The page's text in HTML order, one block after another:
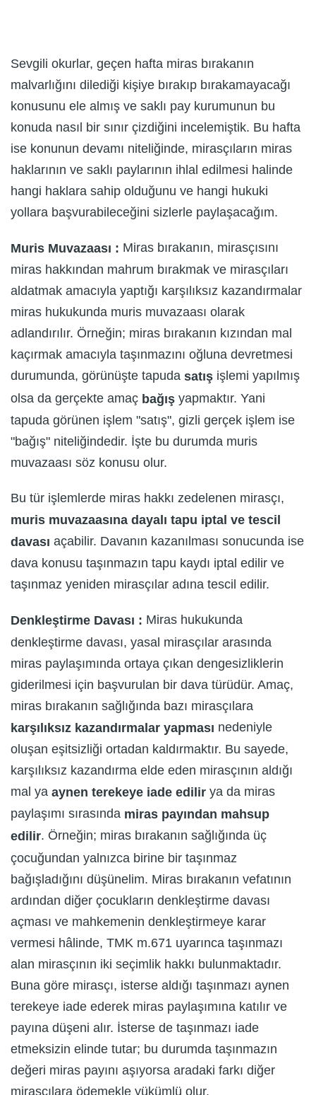
Sevgili okurlar, geçen hafta miras bırakanın
malvarlığını dilediği kişiye bırakıp bırakamayacağı
konusunu ele almış ve saklı pay kurumunun bu
konuda nasıl bir sınır çizdiğini incelemiştik. Bu hafta
ise konunun devamı niteliğinde, mirasçıların miras
haklarının ve saklı paylarının ihlal edilmesi halinde
hangi haklara sahip olduğunu ve hangi hukuki
yollara başvurabileceğini sizlerle paylaşacağım.
Muris Muvazaası : Miras bırakanın, mirasçısını
miras hakkından mahrum bırakmak ve mirasçıları
aldatmak amacıyla yaptığı karşılıksız kazandırmalar
miras hukukunda muris muvazaası olarak
adlandırılır. Örneğin; miras bırakanın kızından mal
kaçırmak amacıyla taşınmazını oğluna devretmesi
durumunda, görünüşte tapuda satış işlemi yapılmış
olsa da gerçekte amaç bağış yapmaktır. Yani
tapuda görünen işlem "satış", gizli gerçek işlem ise
"bağış" niteliğindedir. İşte bu durumda muris
muvazaası söz konusu olur.
Bu tür işlemlerde miras hakkı zedelenen mirasçı,
muris muvazaasına dayalı tapu iptal ve tescil
davası açabilir. Davanın kazanılması sonucunda ise
dava konusu taşınmazın tapu kaydı iptal edilir ve
taşınmaz yeniden mirasçılar adına tescil edilir.
Denkleştirme Davası : Miras hukukunda
denkleştirme davası, yasal mirasçılar arasında
miras paylaşımında ortaya çıkan dengesizliklerin
giderilmesi için başvurulan bir dava türüdür. Amaç,
miras bırakanın sağlığında bazı mirasçılara
karşılıksız kazandırmalar yapması nedeniyle
oluşan eşitsizliği ortadan kaldırmaktır. Bu sayede,
karşılıksız kazandırma elde eden mirasçının aldığı
mal ya aynen terekeye iade edilir ya da miras
paylaşımı sırasında miras payından mahsup
edilir. Örneğin; miras bırakanın sağlığında üç
çocuğundan yalnızca birine bir taşınmaz
bağışladığını düşünelim. Miras bırakanın vefatının
ardından diğer çocukların denkleştirme davası
açması ve mahkemenin denkleştirmeye karar
vermesi hâlinde, TMK m.671 uyarınca taşınmazı
alan mirasçının iki seçimlik hakkı bulunmaktadır.
Buna göre mirasçı, isterse aldığı taşınmazı aynen
terekeye iade ederek miras paylaşımına katılır ve
payına düşeni alır. İsterse de taşınmazı iade
etmeksizin elinde tutar; bu durumda taşınmazın
değeri miras payını aşıyorsa aradaki farkı diğer
mirasçılara ödemekle yükümlü olur.